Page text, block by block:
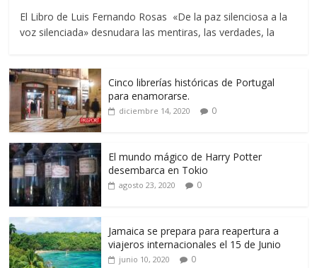
El Libro de Luis Fernando Rosas «De la paz silenciosa a la
voz silenciada» desnudara las mentiras, las verdades, la
Cinco librerías históricas de Portugal
para enamorarse.
diciembre 14, 2020 0
El mundo mágico de Harry Potter
desembarca en Tokio
agosto 23, 2020 0
Jamaica se prepara para reapertura a
viajeros internacionales el 15 de Junio
junio 10, 2020 0